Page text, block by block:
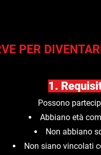
PER
1.
Possono
Abbiano età
Non abbiano
Non siano vincolati